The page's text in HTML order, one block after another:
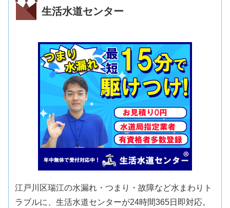
生活水道センター
江戸川区瑞江の水漏れ・つまり・故障など水まわりト
ラブルに、生活水道センターが24時間365日即対応。